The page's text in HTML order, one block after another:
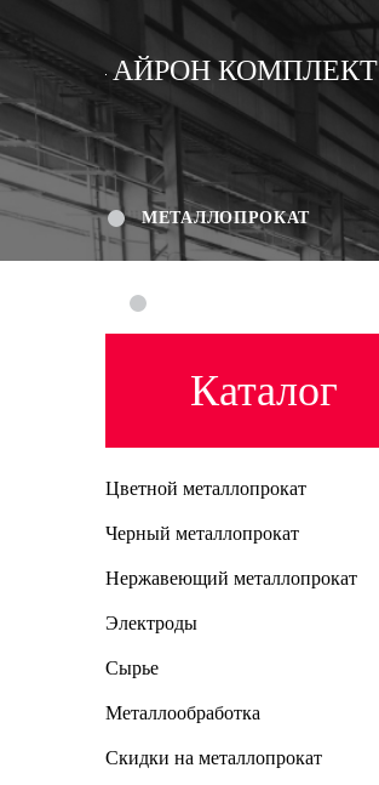
АЙРОН КОМПЛЕКТ
МЕТАЛЛОПРОКАТ
Каталог
Цветной металлопрокат
Черный металлопрокат
Нержавеющий металлопрокат
Электроды
Сырье
Металлообработка
Скидки на металлопрокат